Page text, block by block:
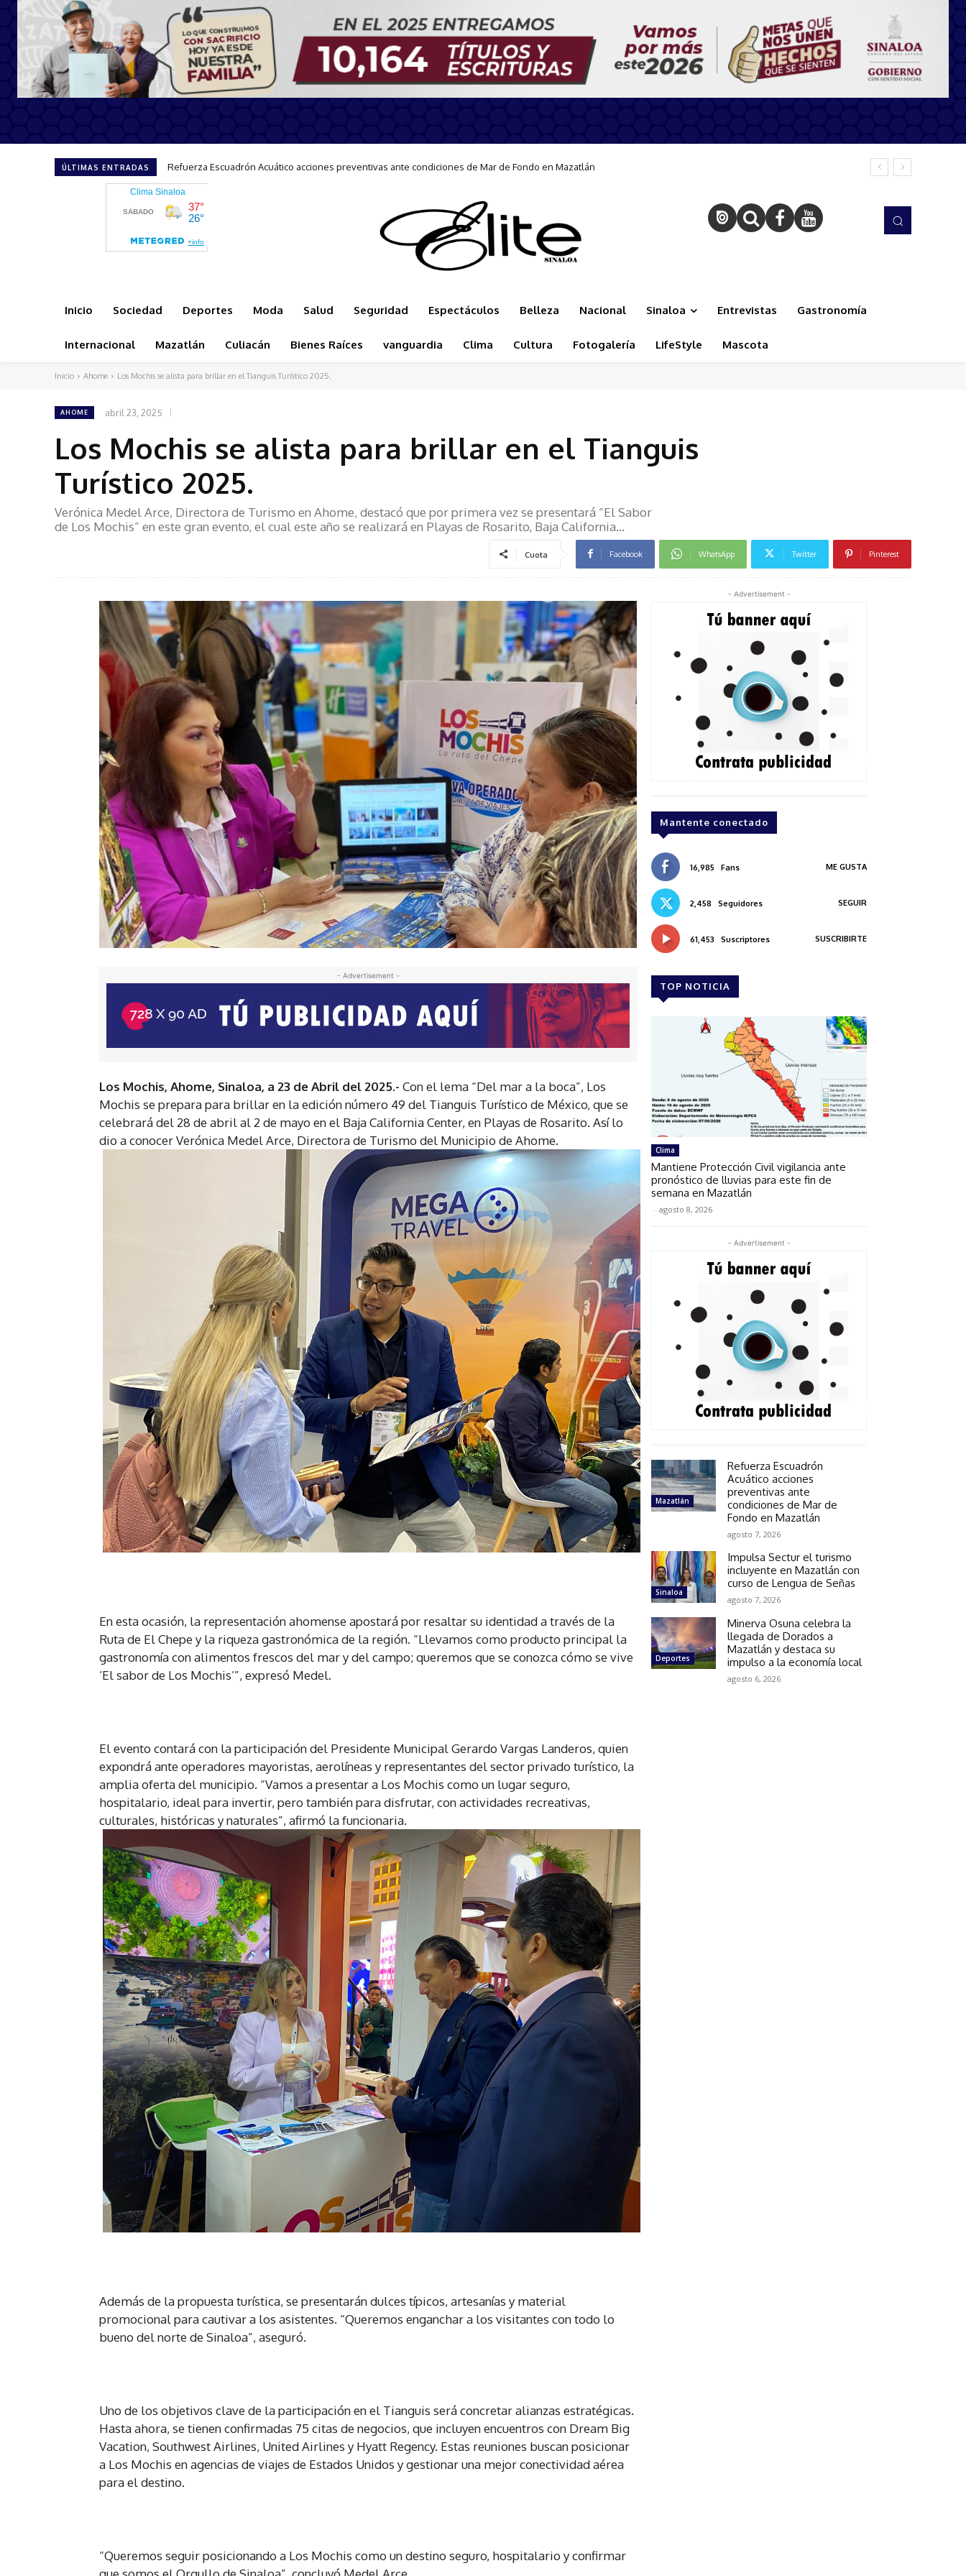
ÚLTIMAS ENTRADAS Impulsa Sectur el turismo incluyente en Mazatlán con curso de Lengua de Señas
Inicio Sociedad Deportes Moda Salud Seguridad Espectáculos Belleza Nacional Sinaloa Entrevistas Gastronomía
Internacional Mazatlán Culiacán Bienes Raíces vanguardia Clima Cultura Fotogalería LifeStyle Mascota
Inicio Ahome Los Mochis se alista para brillar en el Tianguis Turístico 2025.
AHOME abril 23, 2025
Los Mochis se alista para brillar en el Tianguis
Turístico 2025.
Verónica Medel Arce, Directora de Turismo en Ahome, destacó que por primera vez se presentará “El Sabor
de Los Mochis” en este gran evento, el cual este año se realizará en Playas de Rosarito, Baja California…
Cuota Facebook WhatsApp Twitter Pinterest
- Advertisement -
Los Mochis, Ahome, Sinaloa, a 23 de Abril del 2025.- Con el lema “Del mar a la boca”, Los
Mochis se prepara para brillar en la edición número 49 del Tianguis Turístico de México, que se
celebrará del 28 de abril al 2 de mayo en el Baja California Center, en Playas de Rosarito. Así lo
dio a conocer Verónica Medel Arce, Directora de Turismo del Municipio de Ahome.
En esta ocasión, la representación ahomense apostará por resaltar su identidad a través de la
Ruta de El Chepe y la riqueza gastronómica de la región. “Llevamos como producto principal la
gastronomía con alimentos frescos del mar y del campo; queremos que se conozca cómo se vive
‘El sabor de Los Mochis’”, expresó Medel.
El evento contará con la participación del Presidente Municipal Gerardo Vargas Landeros, quien
expondrá ante operadores mayoristas, aerolíneas y representantes del sector privado turístico, la
amplia oferta del municipio. “Vamos a presentar a Los Mochis como un lugar seguro,
hospitalario, ideal para invertir, pero también para disfrutar, con actividades recreativas,
culturales, históricas y naturales”, afirmó la funcionaria.
Además de la propuesta turística, se presentarán dulces típicos, artesanías y material
promocional para cautivar a los asistentes. “Queremos enganchar a los visitantes con todo lo
bueno del norte de Sinaloa”, aseguró.
Uno de los objetivos clave de la participación en el Tianguis será concretar alianzas estratégicas.
Hasta ahora, se tienen confirmadas 75 citas de negocios, que incluyen encuentros con Dream Big
Vacation, Southwest Airlines, United Airlines y Hyatt Regency. Estas reuniones buscan posicionar
a Los Mochis en agencias de viajes de Estados Unidos y gestionar una mejor conectividad aérea
para el destino.
“Queremos seguir posicionando a Los Mochis como un destino seguro, hospitalario y confirmar
- Advertisement -
Mantente conectado
16,985 Fans ME GUSTA
2,458 Seguidores SEGUIR
61,453 Suscriptores SUSCRIBIRTE
TOP NOTICIA
Clima
Mantiene Protección Civil vigilancia ante
pronóstico de lluvias para este fin de
semana en Mazatlán
- agosto 8, 2026
- Advertisement -
Mazatlán
Refuerza Escuadrón
Acuático acciones
preventivas ante
condiciones de Mar de
Fondo en Mazatlán
agosto 7, 2026
Sinaloa
Impulsa Sectur el turismo
incluyente en Mazatlán con
curso de Lengua de Señas
agosto 7, 2026
Deportes
Minerva Osuna celebra la
llegada de Dorados a
Mazatlán y destaca su
impulso a la economía local
agosto 6, 2026